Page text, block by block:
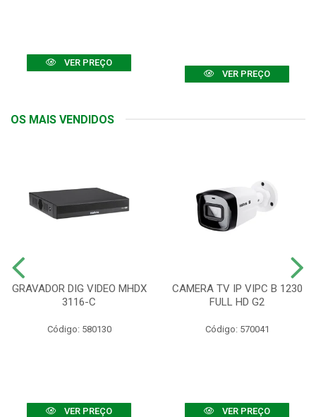
VER PREÇO
VER PREÇO
OS MAIS VENDIDOS
GRAVADOR DIG VIDEO MHDX
3116-C
Código: 580130
VER PREÇO
CAMERA TV IP VIPC B 1230
FULL HD G2
Código: 570041
VER PREÇO